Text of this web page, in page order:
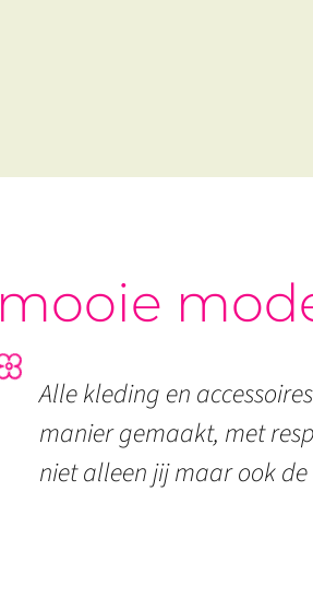
mooie
Alle kleding en
manier gemaakt, met
niet alleen jij maar ook